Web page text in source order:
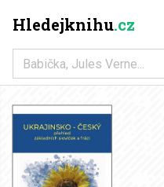
Hledejknihu.cz